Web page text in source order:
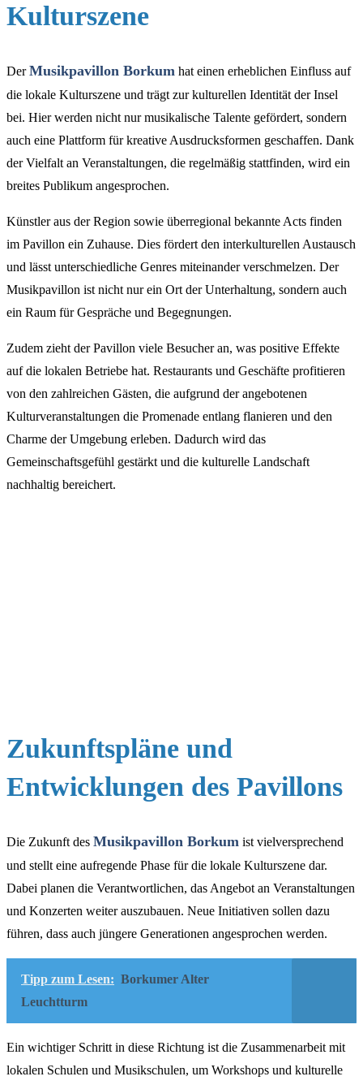
Kulturszene
DerMusikpavillon Borkum hat einen erheblichen Einfluss auf
die lokale Kulturszene und trägt zur kulturellen Identität der Insel
bei. Hier werden nicht nur musikalische Talente gefördert, sondern
auch eine Plattform für kreative Ausdrucksformen geschaffen. Dank
der Vielfalt an Veranstaltungen, die regelmäßig stattfinden, wird ein
breites Publikum angesprochen.
Künstler aus der Region sowie überregional bekannte Acts finden
im Pavillon ein Zuhause. Dies fördert den interkulturellen Austausch
und lässt unterschiedliche Genres miteinander verschmelzen. Der
Musikpavillon ist nicht nur ein Ort der Unterhaltung, sondern auch
ein Raum für Gespräche und Begegnungen.
Zudem zieht der Pavillon viele Besucher an, was positive Effekte
auf die lokalen Betriebe hat. Restaurants und Geschäfte profitieren
von den zahlreichen Gästen, die aufgrund der angebotenen
Kulturveranstaltungen die Promenade entlang flanieren und den
Charme der Umgebung erleben. Dadurch wird das
Gemeinschaftsgefühl gestärkt und die kulturelle Landschaft
nachhaltig bereichert.
Zukunftspläne und
Entwicklungen des Pavillons
Die Zukunft des Musikpavillon Borkum ist vielversprechend
und stellt eine aufregende Phase für die lokale Kulturszene dar.
Dabei planen die Verantwortlichen, das Angebot an Veranstaltungen
und Konzerten weiter auszubauen. Neue Initiativen sollen dazu
führen, dass auch jüngere Generationen angesprochen werden.
Tipp zum Lesen: Borkumer Alter
Leuchtturm
Ein wichtiger Schritt in diese Richtung ist die Zusammenarbeit mit
lokalen Schulen und Musikschulen, um Workshops und kulturelle